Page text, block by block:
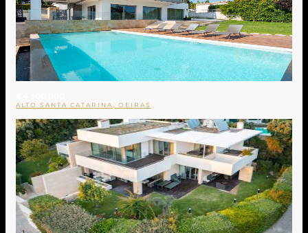
ALTO SANTA CATARINA, OEIRAS